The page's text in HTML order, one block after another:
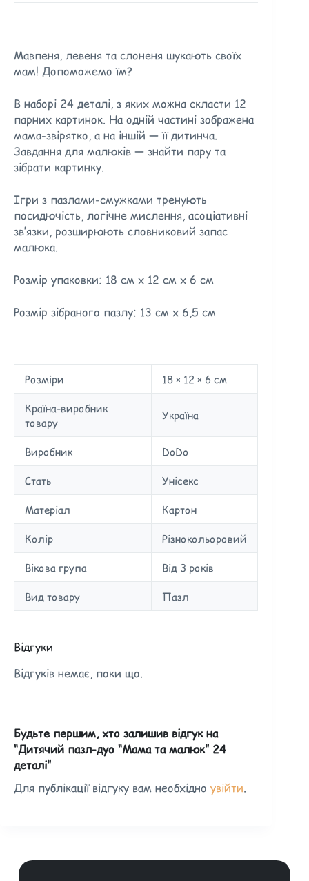
Мавпеня, левеня та слоненя шукають своїх
мам! Допоможемо їм?
В наборі 24 деталі, з яких можна скласти 12
парних картинок. На одній частині зображена
мама-звірятко, а на іншій — її дитинча.
Завдання для малюків — знайти пару та
зібрати картинку.
Ігри з пазлами-смужками тренують
посидючість, логічне мислення, асоціативні
зв’язки, розширюють словниковий запас
малюка.
Розмір упаковки: 18 см х 12 см х 6 см
Розмір зібраного пазлу: 13 см х 6,5 см
Розміри
18 × 12 × 6 см
Країна-виробник
товару
Україна
Виробник
DoDo
Стать
Унісекс
Матеріал
Картон
Колір
Різнокольоровий
Вікова група
Від 3 років
Вид товару
Пазл
Відгуки
Відгуків немає, поки що.
Будьте першим, хто залишив відгук на
“Дитячий пазл-дуо “Мама та малюк” 24
деталі”
Для публікації відгуку вам необхідно увійти